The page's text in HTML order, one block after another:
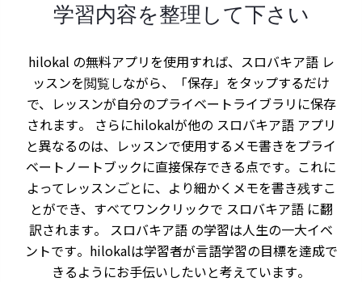
学習内容を整理して下さい
hilokal の無料アプリを使用すれば、スロバキア語 レ
ッスンを閲覧しながら、「保存」をタップするだけ
で、レッスンが自分のプライベートライブラリに保存
されます。 さらにhilokalが他の スロバキア語 アプリ
と異なるのは、レッスンで使用するメモ書きをプライ
ベートノートブックに直接保存できる点です。これに
よってレッスンごとに、より細かくメモを書き残すこ
とができ、すべてワンクリックで スロバキア語 に翻
訳されます。 スロバキア語 の学習は人生の一大イベ
ントです。hilokalは学習者が言語学習の目標を達成で
きるようにお手伝いしたいと考えています。